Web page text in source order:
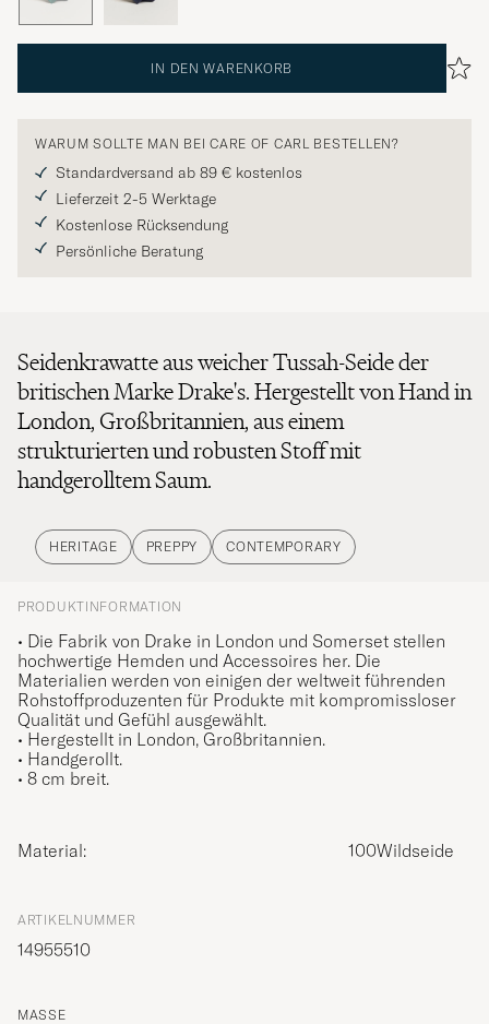
IN DEN WARENKORB
WARUM SOLLTE MAN BEI CARE OF CARL BESTELLEN?
Standardversand ab 89 € kostenlos
Lieferzeit 2-5 Werktage
Kostenlose Rücksendung
Persönliche Beratung
Seidenkrawatte aus weicher Tussah-Seide der
britischen Marke Drake's. Hergestellt von Hand in
London, Großbritannien, aus einem
strukturierten und robusten Stoff mit
handgerolltem Saum.
HERITAGE PREPPY CONTEMPORARY
PRODUKTINFORMATION
• Die Fabrik von Drake in London und Somerset stellen
hochwertige Hemden und Accessoires her. Die
Materialien werden von einigen der weltweit führenden
Rohstoffproduzenten für Produkte mit kompromissloser
Qualität und Gefühl ausgewählt.
• Hergestellt in London, Großbritannien.
• Handgerollt.
• 8 cm breit.
Material: 100Wildseide
ARTIKELNUMMER
14955510
MASSE